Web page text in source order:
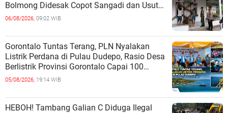
Bolmong Didesak Copot Sangadi dan Usut
Dugaan Penyalahgunaan Wewenang
06/08/2026, 09:02 WIB
Gorontalo Tuntas Terang, PLN Nyalakan
Listrik Perdana di Pulau Dudepo, Rasio Desa
Berlistrik Provinsi Gorontalo Capai 100
Persen
05/08/2026, 19:14 WIB
HEBOH! Tambang Galian C Diduga Ilegal